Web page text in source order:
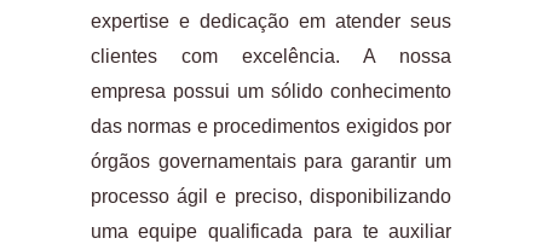
expertise e dedicação em atender seus
clientes com excelência. A nossa
empresa possui um sólido conhecimento
das normas e procedimentos exigidos por
órgãos governamentais para garantir um
processo ágil e preciso, disponibilizando
uma equipe qualificada para te auxiliar